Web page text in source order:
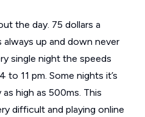
the day. 75 dollars a
up and down never
single night the speeds
11 pm. Some nights it’s
high as 500ms. This
difficult and playing online